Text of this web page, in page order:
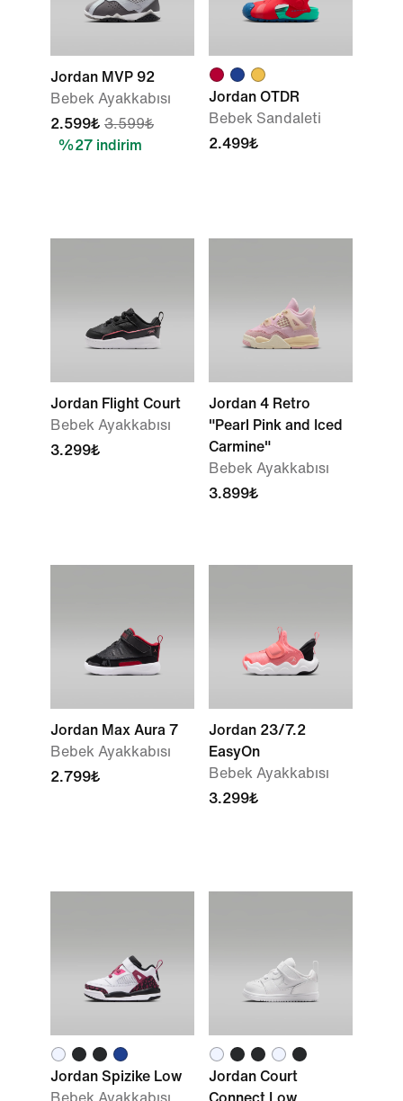
Jordan MVP 92
Bebek Ayakkabısı
2.599₺ 3.599₺
%27 indirim
Jordan OTDR
Bebek Sandaleti
2.499₺
Jordan Flight Court
Bebek Ayakkabısı
3.299₺
Jordan 4 Retro
"Pearl Pink and Iced
Carmine"
Bebek Ayakkabısı
3.899₺
Jordan Max Aura 7
Bebek Ayakkabısı
2.799₺
Jordan 23/7.2
EasyOn
Bebek Ayakkabısı
3.299₺
Jordan Spizike Low
Bebek Ayakkabısı
Jordan Court
Connect Low